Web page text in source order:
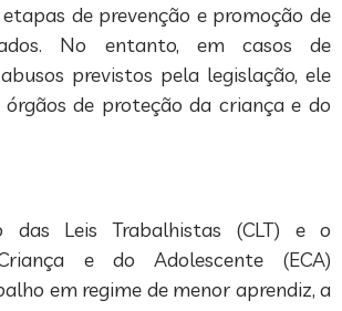
de prevenção e promoção de
No entanto, em casos de
previstos pela legislação, ele
de proteção da criança e do
das Leis Trabalhistas (CLT) e o
e do Adolescente (ECA)
em regime de menor aprendiz, a